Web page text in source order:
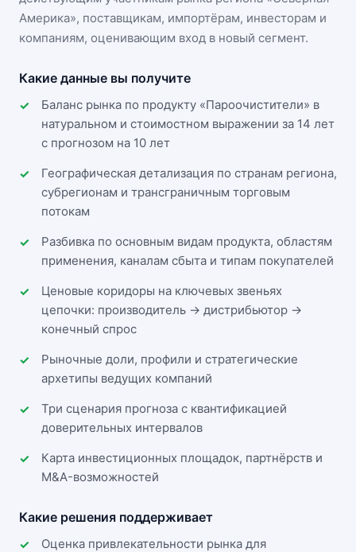
Америка», поставщикам, импортёрам, инвесторам и
компаниям, оценивающим вход в новый сегмент.
Какие данные вы получите
Баланс рынка по продукту «Пароочистители» в
натуральном и стоимостном выражении за 14 лет
с прогнозом на 10 лет
Географическая детализация по странам региона,
субрегионам и трансграничным торговым
потокам
Разбивка по основным видам продукта, областям
применения, каналам сбыта и типам покупателей
Ценовые коридоры на ключевых звеньях
цепочки: производитель → дистрибьютор →
конечный спрос
Рыночные доли, профили и стратегические
архетипы ведущих компаний
Три сценария прогноза с квантификацией
доверительных интервалов
Карта инвестиционных площадок, партнёрств и
M&A-возможностей
Какие решения поддерживает
Оценка привлекательности рынка для